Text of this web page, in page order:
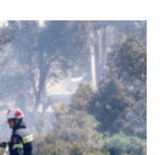
(National
το διάταγμα
στον
και την